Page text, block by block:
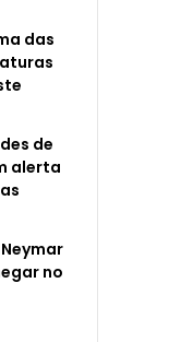
das
de
alerta
no